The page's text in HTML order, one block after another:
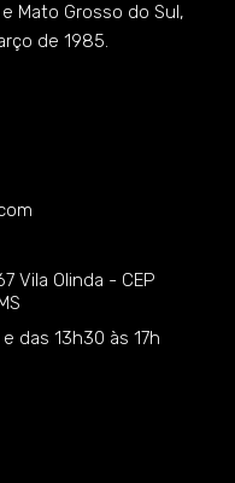
Mato Grosso do Sul,
de 1985.
Vila Olinda - CEP
das 13h30 às 17h